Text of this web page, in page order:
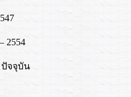
จจุบัน